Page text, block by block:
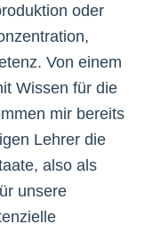
oder
Von einem
Wissen für die
mir bereits
Lehrer die
also als
unsere